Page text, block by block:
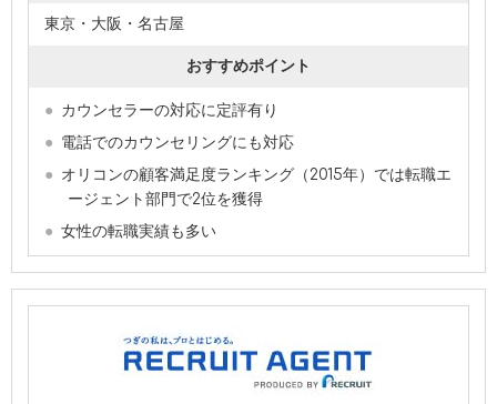
東京・大阪・名古屋
おすすめポイント
カウンセラーの対応に定評有り
電話でのカウンセリングにも対応
オリコンの顧客満足度ランキング（2015年）では転職エ
ージェント部門で2位を獲得
女性の転職実績も多い